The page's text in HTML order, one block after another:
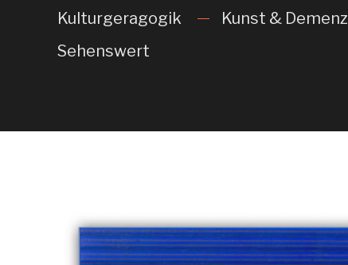
Kulturgeragogik
Kunst & Demenz
Sehenswert